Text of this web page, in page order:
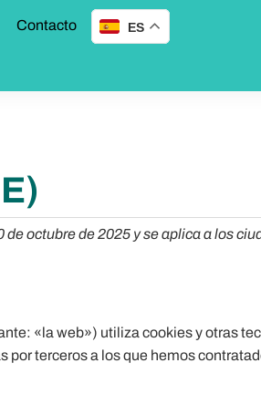
Contacto ES
octubre de 2025 y se aplica a los
«la web») utiliza cookies y otras
terceros a los que hemos